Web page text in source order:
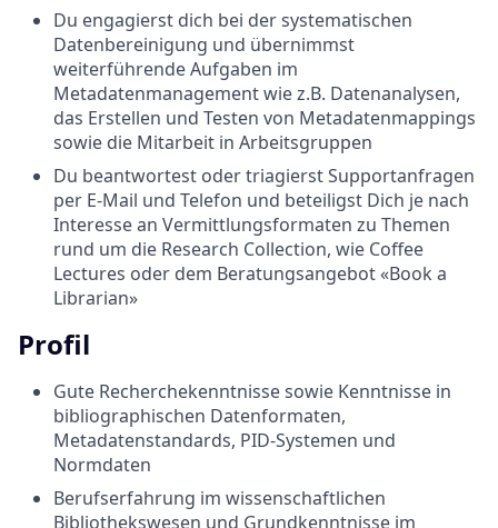
Du engagierst dich bei der systematischen
Datenbereinigung und übernimmst
weiterführende Aufgaben im
Metadatenmanagement wie z.B. Datenanalysen,
das Erstellen und Testen von Metadatenmappings
sowie die Mitarbeit in Arbeitsgruppen
Du beantwortest oder triagierst Supportanfragen
per E-Mail und Telefon und beteiligst Dich je nach
Interesse an Vermittlungsformaten zu Themen
rund um die Research Collection, wie Coffee
Lectures oder dem Beratungsangebot «Book a
Librarian»
Profil
Gute Recherchekenntnisse sowie Kenntnisse in
bibliographischen Datenformaten,
Metadatenstandards, PID-Systemen und
Normdaten
Berufserfahrung im wissenschaftlichen
Bibliothekswesen und Grundkenntnisse im